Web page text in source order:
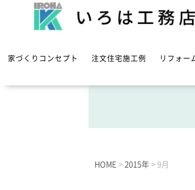
家づくりコンセプト 注文住宅施工例 リフォー
HOME > 2015年 > 9月